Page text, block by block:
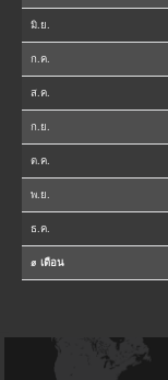
มิ.ย.
ก.ค.
ส.ค.
ก.ย.
ต.ค.
พ.ย.
ธ.ค.
⌀ เดือน